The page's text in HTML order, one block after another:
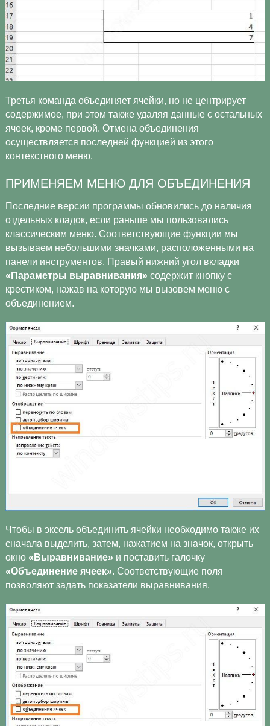
Третья команда объединяет ячейки, но не центрирует
содержимое, при этом также удаляя данные с остальных
ячеек, кроме первой. Отмена объединения
осуществляется последней функцией из этого
контекстного меню.
ПРИМЕНЯЕМ МЕНЮ ДЛЯ ОБЪЕДИНЕНИЯ
Последние версии программы обновились до наличия
отдельных кладок, если раньше мы пользовались
классическим меню. Соответствующие функции мы
вызываем небольшими значками, расположенными на
панели инструментов. Правый нижний угол вкладки
«Параметры выравнивания» содержит кнопку с
крестиком, нажав на которую мы вызовем меню с
объединением.
Чтобы в эксель объединить ячейки необходимо также их
сначала выделить, затем, нажатием на значок, открыть
окно «Выравнивание» и поставить галочку
«Объединение ячеек». Соответствующие поля
позволяют задать показатели выравнивания.